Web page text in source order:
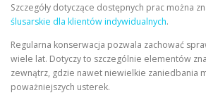
Szczegóły dotyczące dostępnych prac można
ślusarskie dla klientów indywidualnych.
Regularna konserwacja pozwala zachować
wiele lat. Dotyczy to szczególnie elementów
zewnątrz, gdzie nawet niewielkie zaniedbania
poważniejszych usterek.